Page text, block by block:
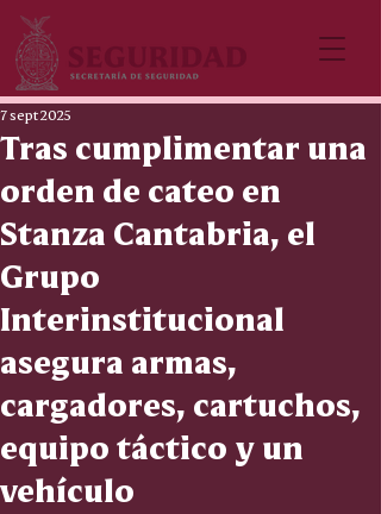
Tras cumplimentar una
orden de cateo en
Stanza Cantabria, el
Grupo
Interinstitucional
asegura armas,
cargadores, cartuchos,
equipo táctico y un
vehículo
7 sept 2025